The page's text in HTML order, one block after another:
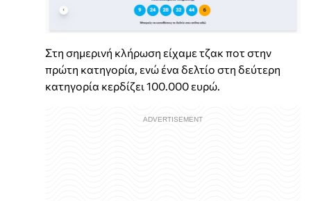
Στη σημερινή κλήρωση είχαμε τζακ ποτ στην
πρώτη κατηγορία, ενώ ένα δελτίο στη δεύτερη
κατηγορία κερδίζει 100.000 ευρώ.